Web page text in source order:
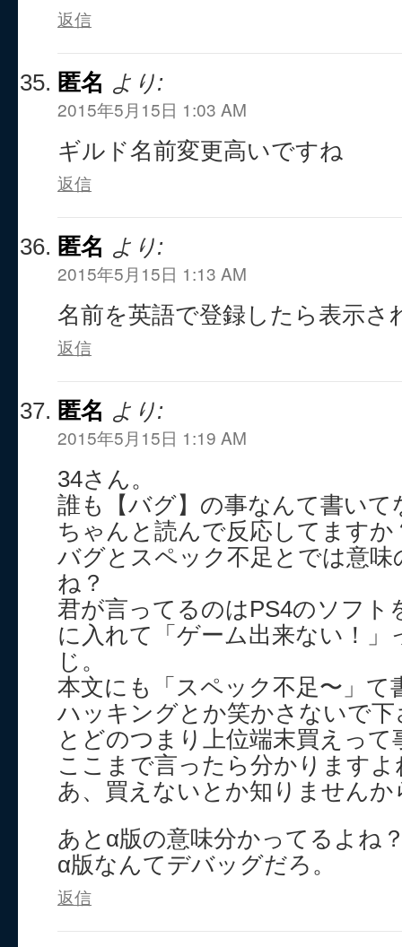
返信
匿名 より:
2015年5月15日 1:03 AM
ギルド名前変更高いですね
返信
匿名 より:
2015年5月15日 1:13 AM
名前を英語で登録したら表示さ
返信
匿名 より:
2015年5月15日 1:19 AM
34さん。
誰も【バグ】の事なんて書いて
ちゃんと読んで反応してますか
バグとスペック不足とでは意
ね？
君が言ってるのはPS4のソフト
に入れて「ゲーム出来ない！」
じ。
本文にも「スペック不足〜」て
ハッキングとか笑かさないで下
とどのつまり上位端末買えって
ここまで言ったら分かりますよ
あ、買えないとか知りませんか
あとα版の意味分かってるよね
α版なんてデバッグだろ。
返信